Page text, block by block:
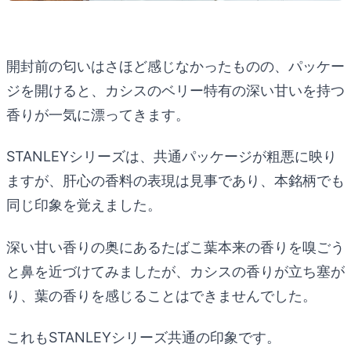
開封前の匂いはさほど感じなかったものの、パッケー
ジを開けると、カシスのベリー特有の深い甘いを持つ
香りが一気に漂ってきます。
STANLEYシリーズは、共通パッケージが粗悪に映り
ますが、肝心の香料の表現は見事であり、本銘柄でも
同じ印象を覚えました。
深い甘い香りの奥にあるたばこ葉本来の香りを嗅ごう
と鼻を近づけてみましたが、カシスの香りが立ち塞が
り、葉の香りを感じることはできませんでした。
これもSTANLEYシリーズ共通の印象です。